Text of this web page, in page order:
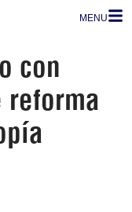
MENU
con
reforma